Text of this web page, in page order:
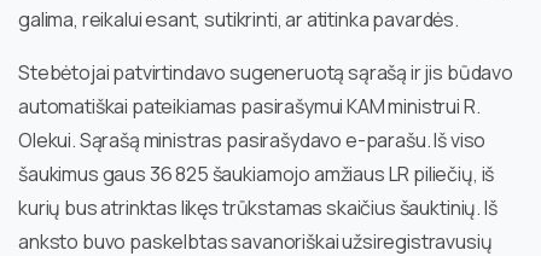
galima, reikalui esant, sutikrinti, ar atitinka pavardės.
Stebėtojai patvirtindavo sugeneruotą sąrašą ir jis būdavo
automatiškai pateikiamas pasirašymui KAM ministrui R.
Olekui. Sąrašą ministras pasirašydavo e-parašu. Iš viso
šaukimus gaus 36 825 šaukiamojo amžiaus LR piliečių, iš
kurių bus atrinktas likęs trūkstamas skaičius šauktinių. Iš
anksto buvo paskelbtas savanoriškai užsiregistravusių